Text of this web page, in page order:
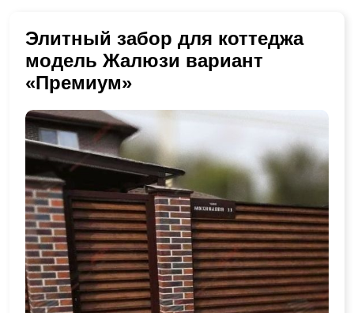
Элитный забор для коттеджа
модель Жалюзи вариант
«Премиум»